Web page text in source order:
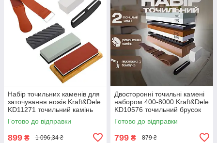
Набір точильних каменів для
заточування ножів Kraft&Dele
KD11271 точильний камінь
для ножів стамесок сокир
Готово до відправки
899 ₴ 1 096,34 ₴
Двосторонні точильні камені
набором 400-8000 Kraft&Dele
KD10576 точильний брусок
для ножів
Готово до відправки
799 ₴ 879 ₴